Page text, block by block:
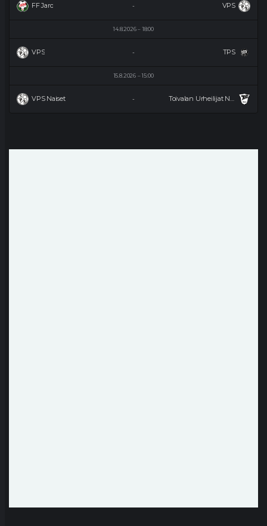
FF Jaro VPS
-
14.8.2026 18:00
VPS TPS
-
15.8.2026 15:00
VPS Naiset Toivalan Urheilijat Naiset
-